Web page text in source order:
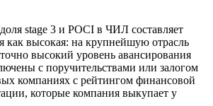
stage 3 и POCI в ЧИЛ составляет
как высокая: на крупнейшую отрасль
высокий уровень авансирования
с поручительствами или залогом
компаниях с рейтингом финансовой
которые компания выкупает у